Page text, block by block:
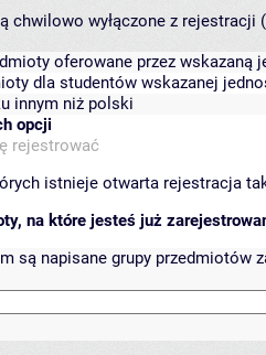
wyłączone z rejestracji
oferowane przez
dla studentów wskazanej
innym niż polski
opcji
rejestrować
istnieje otwarta rejestracja
na które jesteś już
są napisane grupy przedmiotów